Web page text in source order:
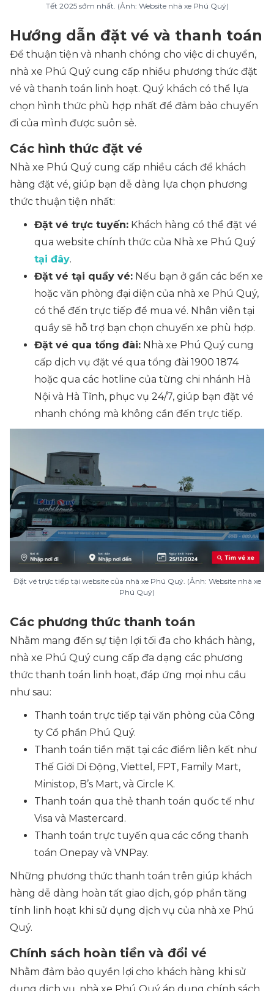
Tết 2025 sớm nhất. (Ảnh: Website nhà xe Phú Quý)
Hướng dẫn đặt vé và thanh toán
Để thuận tiện và nhanh chóng cho việc di chuyển,
nhà xe Phú Quý cung cấp nhiều phương thức đặt
vé và thanh toán linh hoạt. Quý khách có thể lựa
chọn hình thức phù hợp nhất để đảm bảo chuyến
đi của mình được suôn sẻ.
Các hình thức đặt vé
Nhà xe Phú Quý cung cấp nhiều cách để khách
hàng đặt vé, giúp bạn dễ dàng lựa chọn phương
thức thuận tiện nhất:
Đặt vé trực tuyến: Khách hàng có thể đặt vé
qua website chính thức của Nhà xe Phú Quý
tại đây.
Đặt vé tại quầy vé: Nếu bạn ở gần các bến xe
hoặc văn phòng đại diện của nhà xe Phú Quý,
có thể đến trực tiếp để mua vé. Nhân viên tại
quầy sẽ hỗ trợ bạn chọn chuyến xe phù hợp.
Đặt vé qua tổng đài: Nhà xe Phú Quý cung
cấp dịch vụ đặt vé qua tổng đài 1900 1874
hoặc qua các hotline của từng chi nhánh Hà
Nội và Hà Tĩnh, phục vụ 24/7, giúp bạn đặt vé
nhanh chóng mà không cần đến trực tiếp.
Đặt vé trực tiếp tại website của nhà xe Phú Quý. (Ảnh: Website nhà xe
Phú Quý)
Các phương thức thanh toán
Nhằm mang đến sự tiện lợi tối đa cho khách hàng,
nhà xe Phú Quý cung cấp đa dạng các phương
thức thanh toán linh hoạt, đáp ứng mọi nhu cầu
như sau:
Thanh toán trực tiếp tại văn phòng của Công
ty Cổ phần Phú Quý.
Thanh toán tiền mặt tại các điểm liên kết như
Thế Giới Di Động, Viettel, FPT, Family Mart,
Ministop, B’s Mart, và Circle K.
Thanh toán qua thẻ thanh toán quốc tế như
Visa và Mastercard.
Thanh toán trực tuyến qua các cổng thanh
toán Onepay và VNPay.
Những phương thức thanh toán trên giúp khách
hàng dễ dàng hoàn tất giao dịch, góp phần tăng
tính linh hoạt khi sử dụng dịch vụ của nhà xe Phú
Quý.
Chính sách hoàn tiền và đổi vé
Nhằm đảm bảo quyền lợi cho khách hàng khi sử